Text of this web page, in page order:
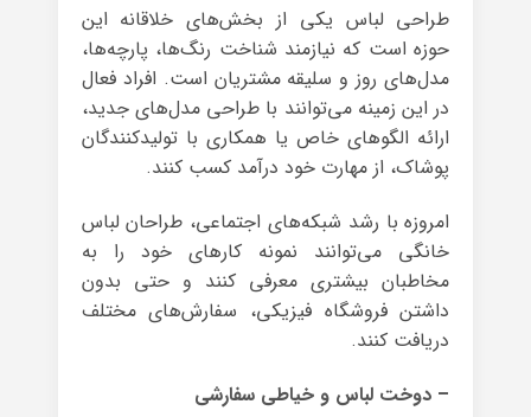
طراحی لباس یکی از بخش‌های خلاقانه این
حوزه است که نیازمند شناخت رنگ‌ها، پارچه‌ها،
مدل‌های روز و سلیقه مشتریان است. افراد فعال
در این زمینه می‌توانند با طراحی مدل‌های جدید،
ارائه الگوهای خاص یا همکاری با تولیدکنندگان
پوشاک، از مهارت خود درآمد کسب کنند.
امروزه با رشد شبکه‌های اجتماعی، طراحان لباس
خانگی می‌توانند نمونه کارهای خود را به
مخاطبان بیشتری معرفی کنند و حتی بدون
داشتن فروشگاه فیزیکی، سفارش‌های مختلف
دریافت کنند.
– دوخت لباس و خیاطی سفارشی